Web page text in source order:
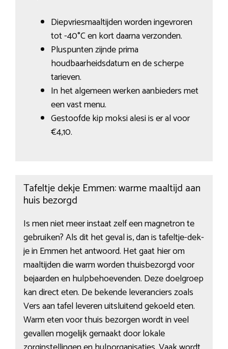
Diepvriesmaaltijden worden ingevroren
tot -40°C en kort daarna verzonden.
Pluspunten zijnde prima
houdbaarheidsdatum en de scherpe
tarieven.
In het algemeen werken aanbieders met
een vast menu.
Gestoofde kip moksi alesi is er al voor
€4,10.
Tafeltje dekje Emmen: warme maaltijd aan
huis bezorgd
Is men niet meer instaat zelf een magnetron te
gebruiken? Als dit het geval is, dan is tafeltje-dek-
je in Emmen het antwoord. Het gaat hier om
maaltijden die warm worden thuisbezorgd voor
bejaarden en hulpbehoevenden. Deze doelgroep
kan direct eten. De bekende leveranciers zoals
Vers aan tafel leveren uitsluitend gekoeld eten.
Warm eten voor thuis bezorgen wordt in veel
gevallen mogelijk gemaakt door lokale